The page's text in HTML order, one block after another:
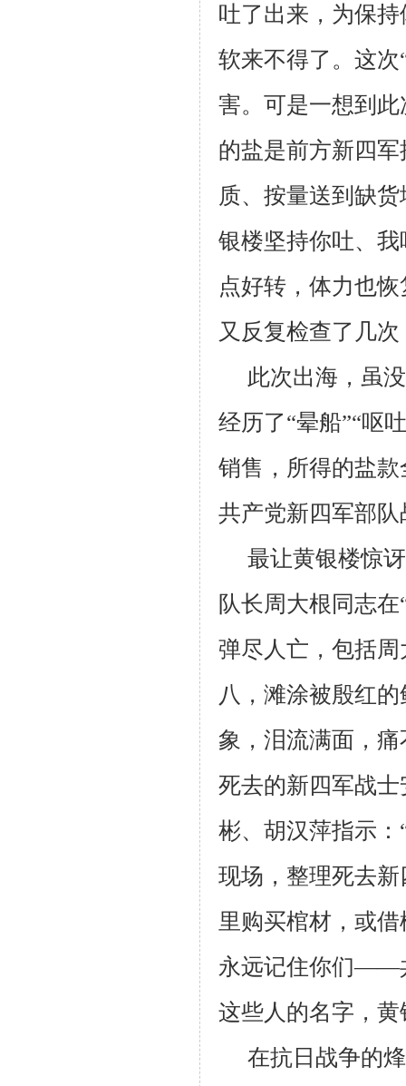
吐了出来，为保
软来不得了。这
害。可是一想到
的盐是前方新四
质、按量送到缺
银楼坚持你吐、
点好转，体力也
又反复检查了几
此次出海，虽
经历了“晕船”“呕
销售，所得的盐
共产党新四军部
最让黄银楼惊
队长周大根同志
弹尽人亡，包括
八，滩涂被殷红
象，泪流满面，
死去的新四军战
彬、胡汉萍指示
现场，整理死去
里购买棺材，或
永远记住你们——
这些人的名字，
在抗日战争的